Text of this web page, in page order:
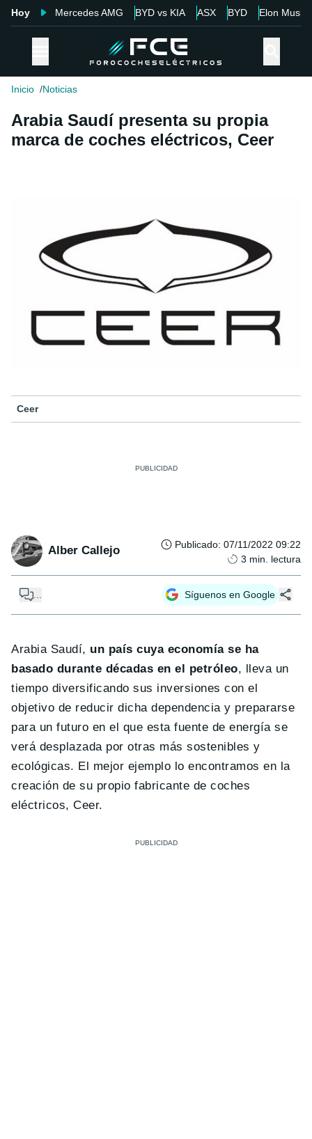
Hoy Mercedes AMG BYD vs KIA ASX BYD Elon Musk
Inicio Noticias
Arabia Saudí presenta su propia
marca de coches eléctricos, Ceer
Ceer
Alber Callejo Publicado: 07/11/2022 09:22
3 min. lectura
Síguenos en Google
Arabia Saudí, un país cuya economía se ha
basado durante décadas en el petróleo, lleva un
tiempo diversificando sus inversiones con el
objetivo de reducir dicha dependencia y prepararse
para un futuro en el que esta fuente de energía se
verá desplazada por otras más sostenibles y
ecológicas. El mejor ejemplo lo encontramos en la
creación de su propio fabricante de coches
eléctricos, Ceer.